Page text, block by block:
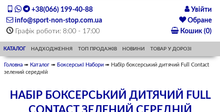
+38(066) 199-40-88
info@sport-non-stop.com.ua
Графік роботи: 8:00 - 17:00
Увійти
Обране
Кошик (0)
КАТАЛОГ НАДХОДЖЕННЯ ТОП ПРОДАЖІВ НОВИНИ ТОВАР У ДОРОЗІ
Головна ➠ Каталог ➠ Боксерські Набори ➠ Набір боксерський дитячий Full Contact
зелений середній
НАБІР БОКСЕРСЬКИЙ ДИТЯЧИЙ FULL